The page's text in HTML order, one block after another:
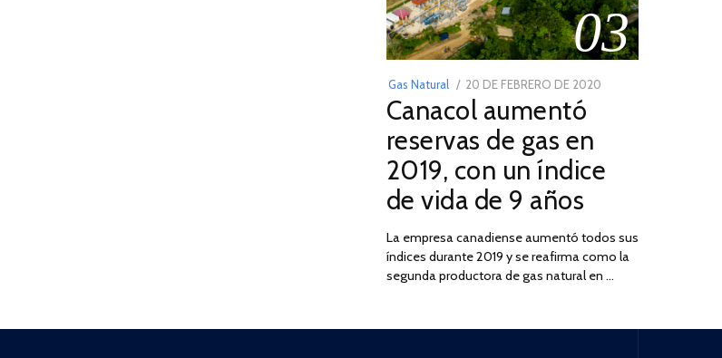
03
Gas Natural
POSTED
ON
20 DE FEBRERO DE 2020
2025
Canacol aumentó
reservas de gas en
2019, con un índice
de vida de 9 años
La empresa canadiense aumentó todos sus
índices durante 2019 y se reafirma como la
segunda productora de gas natural en …